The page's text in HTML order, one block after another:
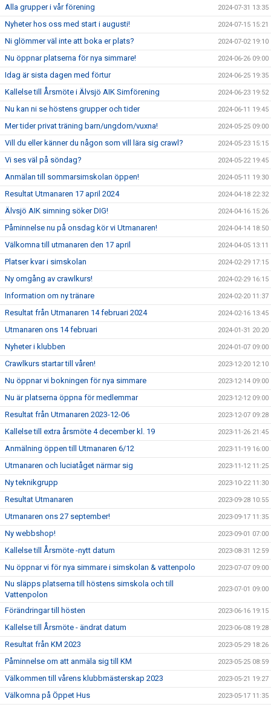
Alla grupper i vår förening 2024-07-31 13:35
Nyheter hos oss med start i augusti! 2024-07-15 15:21
Ni glömmer väl inte att boka er plats? 2024-07-02 19:10
Nu öppnar platserna för nya simmare! 2024-06-26 09:00
Idag är sista dagen med förtur 2024-06-25 19:35
Kallelse till Årsmöte i Älvsjö AIK Simförening 2024-06-23 19:52
Nu kan ni se höstens grupper och tider 2024-06-11 19:45
Mer tider privat träning barn/ungdom/vuxna! 2024-05-25 09:00
Vill du eller känner du någon som vill lära sig crawl? 2024-05-23 15:15
Vi ses väl på söndag? 2024-05-22 19:45
Anmälan till sommarsimskolan öppen! 2024-05-11 19:30
Resultat Utmanaren 17 april 2024 2024-04-18 22:32
Älvsjö AIK simning söker DIG! 2024-04-16 15:26
Påminnelse nu på onsdag kör vi Utmanaren! 2024-04-14 18:50
Välkomna till utmanaren den 17 april 2024-04-05 13:11
Platser kvar i simskolan 2024-02-29 17:15
Ny omgång av crawlkurs! 2024-02-29 16:15
Information om ny tränare 2024-02-20 11:37
Resultat från Utmanaren 14 februari 2024 2024-02-16 13:45
Utmanaren ons 14 februari 2024-01-31 20:20
Nyheter i klubben 2024-01-07 09:00
Crawlkurs startar till våren! 2023-12-20 12:10
Nu öppnar vi bokningen för nya simmare 2023-12-14 09:00
Nu är platserna öppna för medlemmar 2023-12-12 09:00
Resultat från Utmanaren 2023-12-06 2023-12-07 09:28
Kallelse till extra årsmöte 4 december kl. 19 2023-11-26 21:45
Anmälning öppen till Utmanaren 6/12 2023-11-19 16:00
Utmanaren och luciatåget närmar sig 2023-11-12 11:25
Ny teknikgrupp 2023-10-22 11:30
Resultat Utmanaren 2023-09-28 10:55
Utmanaren ons 27 september! 2023-09-17 11:35
Ny webbshop! 2023-09-01 07:00
Kallelse till Årsmöte -nytt datum 2023-08-31 12:59
Nu öppnar vi för nya simmare i simskolan & vattenpolo 2023-07-07 09:00
Nu släpps platserna till höstens simskola och till
Vattenpolon
2023-07-01 09:00
Förändringar till hösten 2023-06-16 19:15
Kallelse till Årsmöte - ändrat datum 2023-06-08 19:28
Resultat från KM 2023 2023-05-29 18:26
Påminnelse om att anmäla sig till KM 2023-05-25 08:59
Välkommen till vårens klubbmästerskap 2023 2023-05-21 19:27
Välkomna på Öppet Hus 2023-05-17 11:35